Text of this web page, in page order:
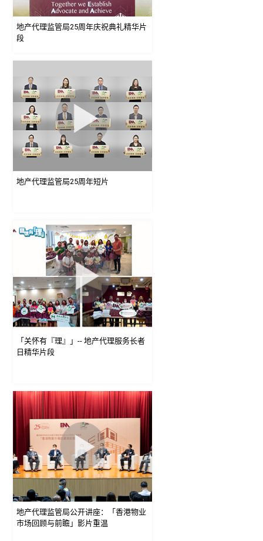
地产代理监管局25周年庆祝典礼精华片
段
地产代理监管局25周年短片
「关怀有『理』」-- 地产代理服务长者
日精华片段
地产代理监管局公开讲座：「香港物业
市场回顾与前瞻」影片重温